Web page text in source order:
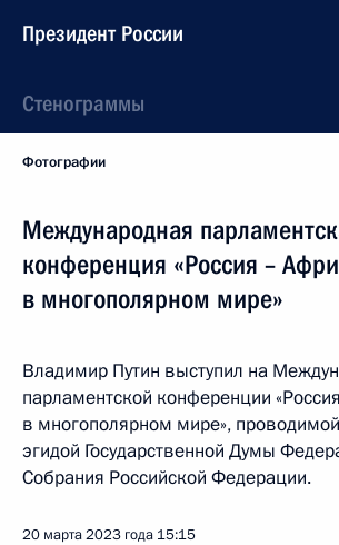
Президент России
Стенограммы
Фотографии
Международная
конференция «Россия –
в многополярном мире»
Владимир Путин выступил на
парламентской конференции
в многополярном мире»,
эгидой Государственной Думы
Собрания Российской Федерации.
20 марта 2023 года 15:15